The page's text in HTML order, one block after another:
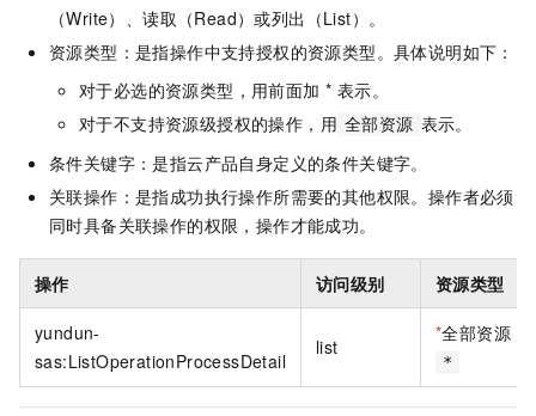
（Write）、读取（Read）或列出（List）。
资源类型：是指操作中支持授权的资源类型。具体说明如下：
对于必选的资源类型，用前面加 * 表示。
对于不支持资源级授权的操作，用 全部资源 表示。
条件关键字：是指云产品自身定义的条件关键字。
关联操作：是指成功执行操作所需要的其他权限。操作者必须
同时具备关联操作的权限，操作才能成功。
操作 访问级别 资源类型
yundun-
sas:ListOperationProcessDetail
list
*全部资源
*